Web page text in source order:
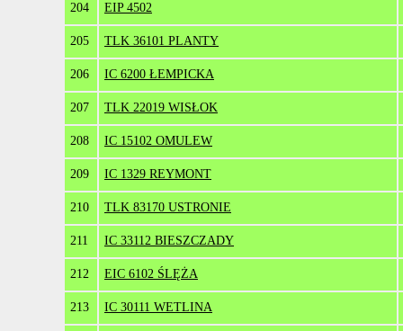
204 EIP 4502
205 TLK 36101 PLANTY
206 IC 6200 ŁEMPICKA
207 TLK 22019 WISŁOK
208 IC 15102 OMULEW
209 IC 1329 REYMONT
210 TLK 83170 USTRONIE
211 IC 33112 BIESZCZADY
212 EIC 6102 ŚLĘŻA
213 IC 30111 WETLINA